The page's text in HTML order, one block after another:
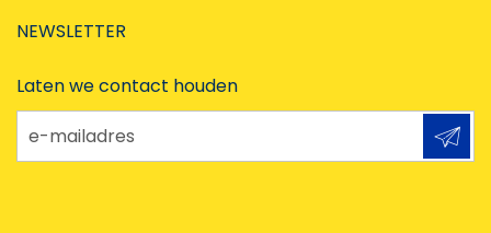
NEWSLETTER
Laten we contact houden
e-mailadres